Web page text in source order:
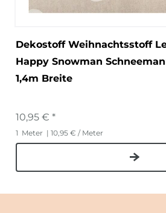
Dekostoff Weihnachtsstoff
Happy Snowman
1,4m Breite
10,95 € *
1 Meter | 10,95 € / Meter